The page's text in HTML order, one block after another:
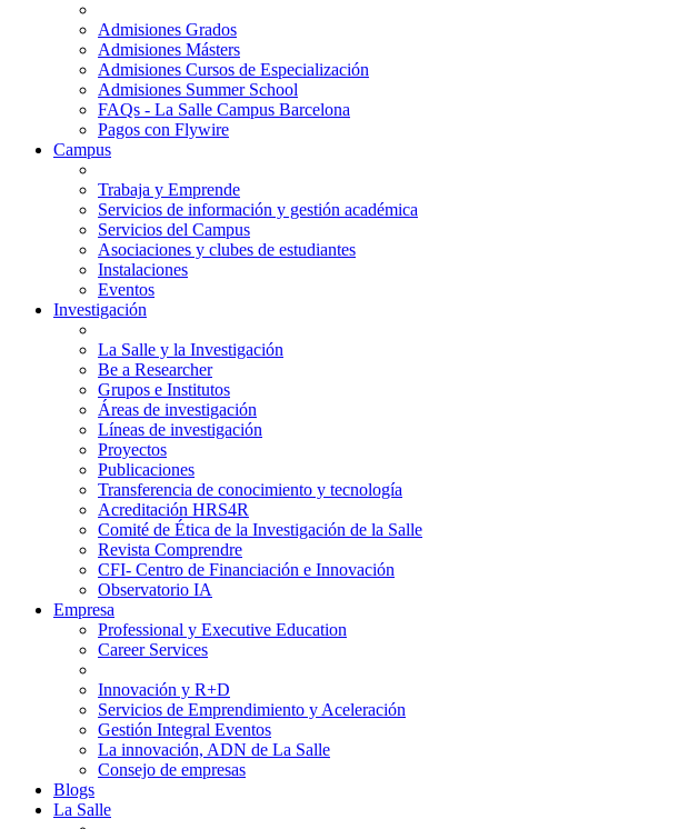
Admisiones Grados
Admisiones Másters
Admisiones Cursos de Especialización
Admisiones Summer School
FAQs - La Salle Campus Barcelona
Pagos con Flywire
Campus
Trabaja y Emprende
Servicios de información y gestión académica
Servicios del Campus
Asociaciones y clubes de estudiantes
Instalaciones
Eventos
Investigación
La Salle y la Investigación
Be a Researcher
Grupos e Institutos
Áreas de investigación
Líneas de investigación
Proyectos
Publicaciones
Transferencia de conocimiento y tecnología
Acreditación HRS4R
Comité de Ética de la Investigación de la Salle
Revista Comprendre
CFI- Centro de Financiación e Innovación
Observatorio IA
Empresa
Professional y Executive Education
Career Services
Innovación y R+D
Servicios de Emprendimiento y Aceleración
Gestión Integral Eventos
La innovación, ADN de La Salle
Consejo de empresas
Blogs
La Salle